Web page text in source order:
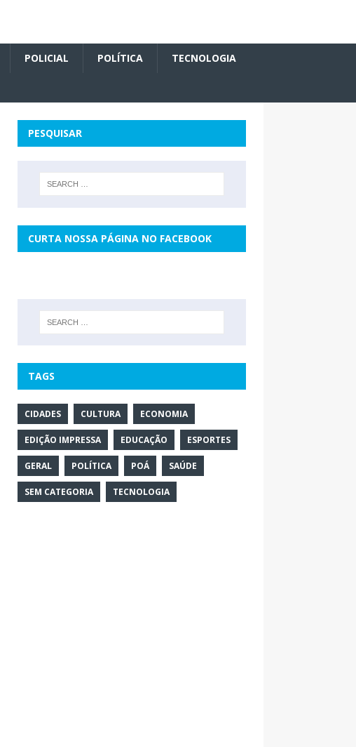
POLICIAL POLÍTICA TECNOLOGIA
PESQUISAR
CURTA NOSSA PÁGINA NO FACEBOOK
TAGS
CIDADES CULTURA ECONOMIA
EDIÇÃO IMPRESSA EDUCAÇÃO ESPORTES
GERAL POLÍTICA POÁ SAÚDE
SEM CATEGORIA TECNOLOGIA